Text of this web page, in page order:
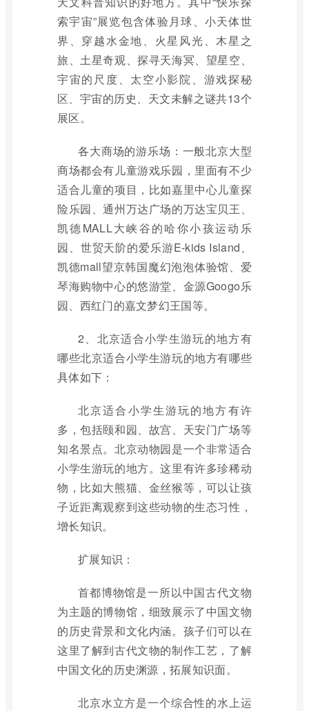
索宇宙”展览包含体验月球、小天体世
界、穿越水金地、火星风光、木星之
旅、土星奇观、探寻天海冥、望星空、
宇宙的尺度、太空小影院、游戏探秘
区、宇宙的历史、天文未解之谜共13个
展区。
各大商场的游乐场：一般北京大型
商场都会有儿童游戏乐园，里面有不少
适合儿童的项目，比如嘉里中心儿童探
险乐园、通州万达广场的万达宝贝王、
凯德MALL大峡谷的哈你小孩运动乐
园、世贸天阶的爱乐游E-kids Island、
凯德mall望京韩国魔幻泡泡体验馆、爱
琴海购物中心的悠游堂、金源Googo乐
园、西红门的嘉文梦幻王国等。
2、北京适合小学生游玩的地方有
哪些北京适合小学生游玩的地方有哪些
具体如下：
北京适合小学生游玩的地方有许
多，包括颐和园、故宫、天安门广场等
知名景点。北京动物园是一个非常适合
小学生游玩的地方。这里有许多珍稀动
物，比如大熊猫、金丝猴等，可以让孩
子近距离观察到这些动物的生态习性，
增长知识。
扩展知识：
首都博物馆是一所以中国古代文物
为主题的博物馆，细致展示了中国文物
的历史背景和文化内涵。孩子们可以在
这里了解到古代文物的制作工艺，了解
中国文化的历史渊源，拓展知识面。
北京水立方是一个综合性的水上运